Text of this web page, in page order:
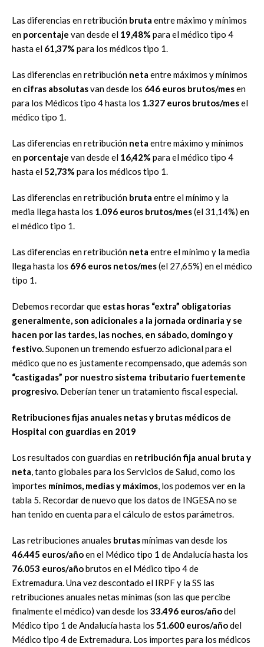
Las diferencias en retribución bruta entre máximo y mínimos
en porcentaje van desde el 19,48% para el médico tipo 4
hasta el 61,37% para los médicos tipo 1.
Las diferencias en retribución neta entre máximos y mínimos
en cifras absolutasvan desde los 646 euros brutos/mesen
para los Médicos tipo 4 hasta los 1.327 euros brutos/mesel
médico tipo 1.
Las diferencias en retribución neta entre máximo y mínimos
en porcentaje van desde el 16,42% para el médico tipo 4
hasta el52,73% para los médicos tipo 1.
Las diferencias en retribución bruta entre el mínimo y la
media llega hasta los 1.096 euros brutos/mes(el 31,14%) en
el médico tipo 1.
Las diferencias en retribución neta entre el mínimo y la media
llega hasta los 696 euros netos/mes(el 27,65%) en el médico
tipo 1.
Debemos recordar que estas horas “extra” obligatorias
generalmente, son adicionales a la jornada ordinaria y se
hacen por las tardes, las noches, en sábado, domingo y
festivo.Suponen un tremendo esfuerzo adicional para el
médico que no es justamente recompensado, que además son
“castigadas” por nuestro sistema tributario fuertemente
progresivo. Deberían tener un tratamiento fiscal especial.
Retribuciones fijas anuales netas y brutas médicos de
Hospital con guardias en 2019
Los resultados con guardias en retribución fija anual bruta y
neta, tanto globales para los Servicios de Salud, como los
importes mínimos, medias y máximos, los podemos ver en la
tabla 5. Recordar de nuevo que los datos de INGESA no se
han tenido en cuenta para el cálculo de estos parámetros.
Las retribuciones anuales brutasmínimas van desde los
46.445 euros/añoen el Médico tipo 1 de Andalucía hasta los
76.053 euros/añobrutos en el Médico tipo 4 de
Extremadura. Una vez descontado el IRPF y la SS las
retribuciones anuales netas mínimas (son las que percibe
finalmente el médico) van desde los 33.496 euros/añodel
Médico tipo 1 de Andalucía hasta los 51.600 euros/añodel
Médico tipo 4 de Extremadura. Los importes para los médicos